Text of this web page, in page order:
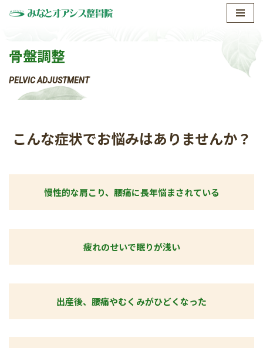
テ
ン
キ
骨盤調整
PELVIC ADJUSTMENT
こんな症状でお悩みはありませんか？
慢性的な肩こり、腰痛に長年悩まされている
疲れのせいで眠りが浅い
出産後、腰痛やむくみがひどくなった